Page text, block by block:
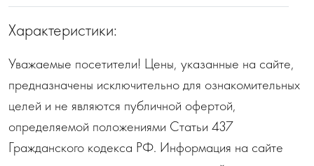
Характеристики:
Уважаемые посетители! Цены, указанные на сайте,
предназначены исключительно для ознакомительных
целей и не являются публичной офертой,
определяемой положениями Статьи 437
Гражданского кодекса РФ. Информация на сайте